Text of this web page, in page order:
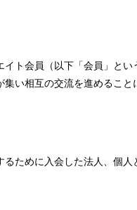
ト会員（以下「会員」と
い相互の交流を進めるこ
ために入会した法人、個人